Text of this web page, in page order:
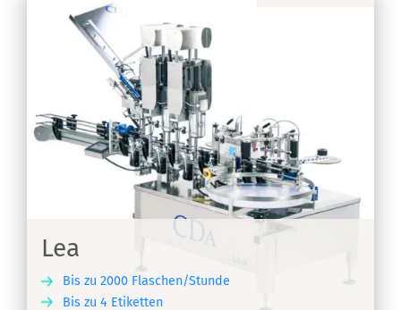
Lea
Bis zu 2000 Flaschen/Stunde
Bis zu 4 Etiketten